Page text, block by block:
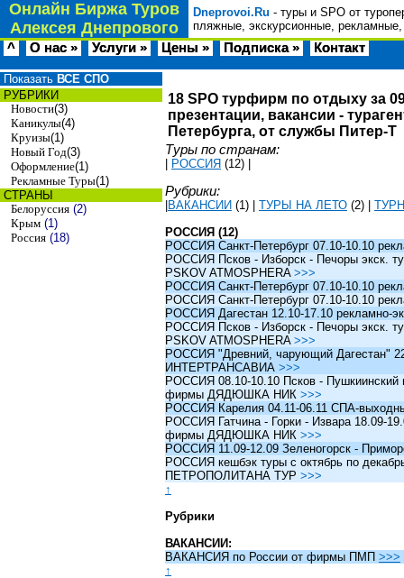
Онлайн Биржа Туров
Алексея Днепрового
Dneprovoi.Ru - туры и SPO от
пляжные, экскурсионные,
^ О нас » Услуги » Цены » Подписка » Контакт
Показать ВСЕ СПО
РУБРИКИ
Новости(3)
Каникулы(4)
Круизы(1)
Новый Год(3)
Оформление(1)
Рекламные Туры(1)
СТРАНЫ
Белоруссия (2)
Крым (1)
Россия (18)
18 SPO турфирм по отдыху за
презентации, вакансии -
Петербурга, от службы Питер-Т
Туры по странам:
РОССИЯ (12)
Рубрики:
ВАКАНСИИ (1) ТУРЫ НА ЛЕТО (2)
РОССИЯ (12)
РОССИЯ Санкт-Петербург 07.10-10.10
РОССИЯ Псков - Изборск - Печоры экск.
PSKOV ATMOSPHERA >>>
РОССИЯ Санкт-Петербург 07.10-10.10
РОССИЯ Санкт-Петербург 07.10-10.10
РОССИЯ Дагестан 12.10-17.10 рекламно-
РОССИЯ Псков - Изборск - Печоры экск.
PSKOV ATMOSPHERA >>>
РОССИЯ "Древний, чарующий Дагестан"
ИНТЕРТРАНСАВИА >>>
РОССИЯ 08.10-10.10 Псков - Пушкиинский
фирмы ДЯДЮШКА НИК >>>
РОССИЯ Карелия 04.11-06.11 СПА-
РОССИЯ Гатчина - Горки - Извара 18.09-
фирмы ДЯДЮШКА НИК >>>
РОССИЯ 11.09-12.09 Зеленогорск -
РОССИЯ кешбэк туры c октябрь по
ПЕТРОПОЛИТАНА ТУР >>>
↑
Рубрики
ВАКАНСИИ:
ВАКАНСИЯ по России от фирмы ПМП >>>
↑